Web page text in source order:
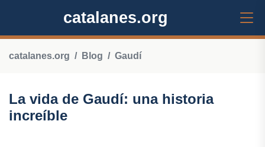
catalanes.org
catalanes.org Blog Gaudí
La vida de Gaudí: una historia
increíble